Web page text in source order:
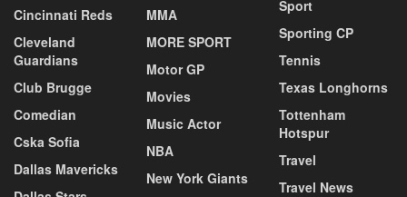
Cincinnati Reds
Cleveland
Guardians
Club Brugge
Comedian
Cska Sofia
Dallas Mavericks
MMA
MORE SPORT
Motor GP
Movies
Music Actor
NBA
New York Giants
Sport
Sporting CP
Tennis
Texas Longhorns
Tottenham
Hotspur
Travel
Travel News